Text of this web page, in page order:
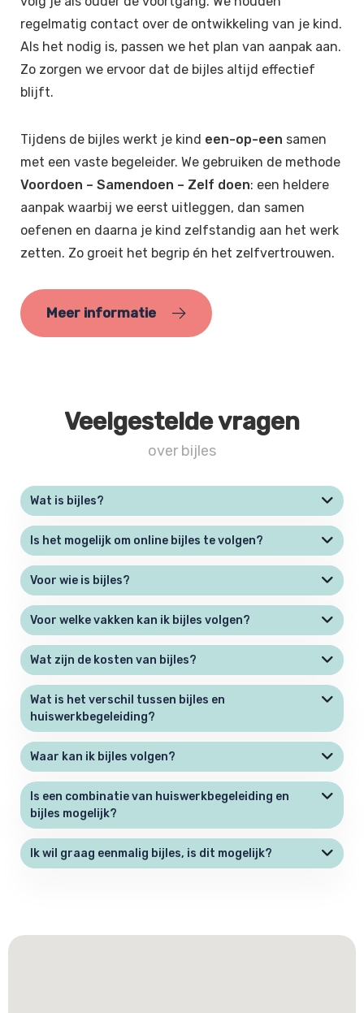
regelmatig contact over de ontwikkeling van je kind.
Als het nodig is, passen we het plan van aanpak aan.
Zo zorgen we ervoor dat de bijles altijd effectief
blijft.
Tijdens de bijles werkt je kind een-op-een samen
met een vaste begeleider. We gebruiken de methode
Voordoen – Samendoen – Zelf doen: een heldere
aanpak waarbij we eerst uitleggen, dan samen
oefenen en daarna je kind zelfstandig aan het werk
zetten. Zo groeit het begrip én het zelfvertrouwen.
Meer informatie
Veelgestelde vragen
over bijles
Wat is bijles?
Is het mogelijk om online bijles te volgen?
Voor wie is bijles?
Voor welke vakken kan ik bijles volgen?
Wat zijn de kosten van bijles?
Wat is het verschil tussen bijles en
huiswerkbegeleiding?
Waar kan ik bijles volgen?
Is een combinatie van huiswerkbegeleiding en
bijles mogelijk?
Ik wil graag eenmalig bijles, is dit mogelijk?